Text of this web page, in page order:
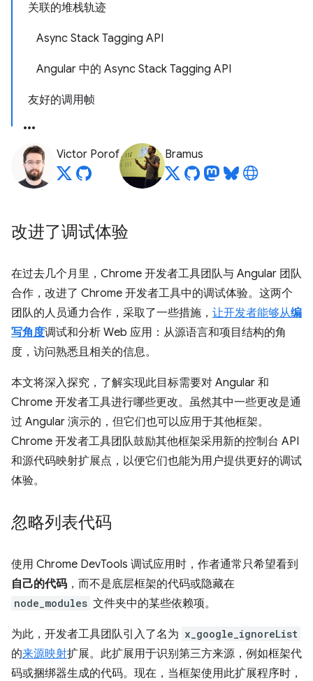
关联的堆栈轨迹
Async Stack Tagging API
Angular 中的 Async Stack Tagging API
友好的调用帧
Victor Porof Bramus
改进了调试体验
在过去几个月里，Chrome 开发者工具团队与 Angular 团队
合作，改进了 Chrome 开发者工具中的调试体验。这两个
团队的人员通力合作，采取了一些措施， 让开发者能够从编
写角度调试和分析 Web 应用：从源语言和项目结构的角
度，访问熟悉且相关的信息。
本文将深入探究，了解实现此目标需要对 Angular 和
Chrome 开发者工具进行哪些更改。虽然其中一些更改是通
过 Angular 演示的，但它们也可以应用于其他框架。
Chrome 开发者工具团队鼓励其他框架采用新的控制台 API
和源代码映射扩展点，以便它们也能为用户提供更好的调试
体验。
忽略列表代码
使用 Chrome DevTools 调试应用时，作者通常只希望看到
自己的代码 ，而不是底层框架的代码或隐藏在
node_modules 文件夹中的某些依赖项。
为此，开发者工具团队引入了名为 x_google_ignoreList
的来源映射扩展。此扩展用于识别第三方来源，例如框架代
码或捆绑器生成的代码。现在，当框架使用此扩展程序时，